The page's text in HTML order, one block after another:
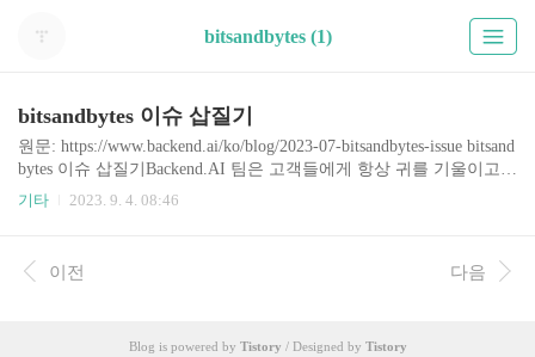
bitsandbytes (1)
bitsandbytes 이슈 삽질기
원문: https://www.backend.ai/ko/blog/2023-07-bitsandbytes-issue bitsand
bytes 이슈 삽질기Backend.AI 팀은 고객들에게 항상 귀를 기울이고
있습니다. 2023년, NGC Catalog1(NVIDIA GPU Cloud)에서 제공하는
기타 2023. 9. 4. 08:46
이전 다음
Blog is powered by Tistory / Designed by Tistory